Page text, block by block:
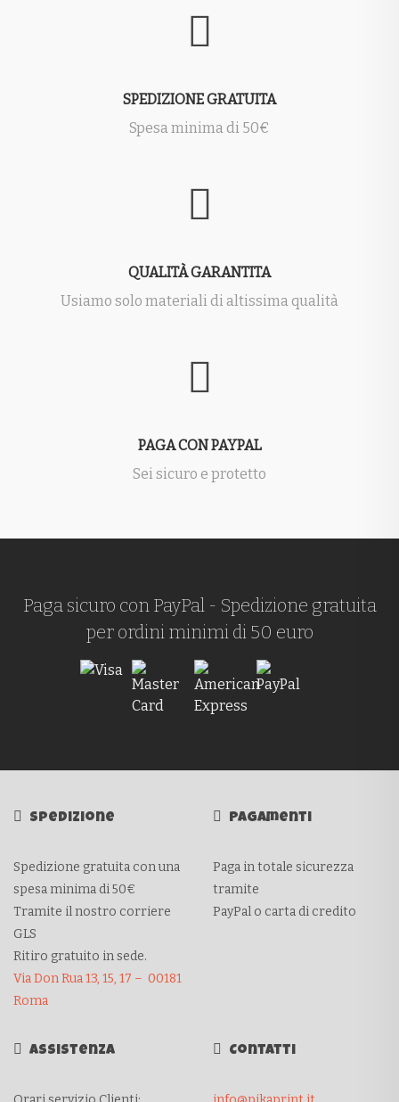
SPEDIZIONE GRATUITA
Spesa minima di 50€
QUALITÀ GARANTITA
Usiamo solo materiali di altissima qualità
PAGA CON PAYPAL
Sei sicuro e protetto
Paga sicuro con PayPal - Spedizione gratuita
per ordini minimi di 50 euro
Spedizione
Spedizione gratuita con una
spesa minima di 50€
Tramite il nostro corriere
GLS
Ritiro gratuito in sede.
Via Don Rua 13, 15, 17 – 00181
Roma
Pagamenti
Paga in totale sicurezza
tramite
PayPal o carta di credito
Assistenza Contatti